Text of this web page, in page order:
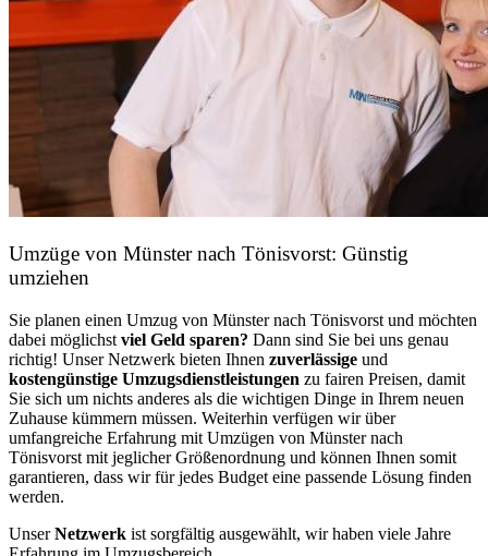
Umzüge von Münster nach Tönisvorst: Günstig
umziehen
Sie planen einen Umzug von Münster nach Tönisvorst und möchten
dabei möglichst viel Geld sparen? Dann sind Sie bei uns genau
richtig! Unser Netzwerk bieten Ihnen zuverlässige und
kostengünstige Umzugsdienstleistungen zu fairen Preisen, damit
Sie sich um nichts anderes als die wichtigen Dinge in Ihrem neuen
Zuhause kümmern müssen. Weiterhin verfügen wir über
umfangreiche Erfahrung mit Umzügen von Münster nach
Tönisvorst mit jeglicher Größenordnung und können Ihnen somit
garantieren, dass wir für jedes Budget eine passende Lösung finden
werden.
UnserNetzwerk ist sorgfältig ausgewählt, wir haben viele Jahre